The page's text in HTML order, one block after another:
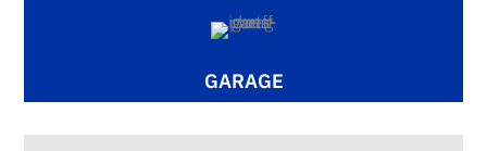
GARAGE